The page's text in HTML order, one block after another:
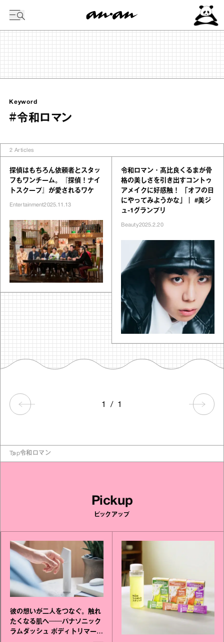
Keyword
#令和ロマン
2 Articles
探偵はもちろん依頼者とスタッ
フもワンチーム。『探偵！ナイ
トスクープ』が愛されるワケ
Entertainment2025.11.13
令和ロマン・髙比良くるまが骨
格の美しさを引き出すコントゥ
アメイクに好感触！ 「オフの日
にやってみようかな」｜ #美ジ
ュ-1グランプリ
Beauty2025.2.20
1 / 1
Top令和ロマン
Pickup
ピックアップ
彼の想いが二人をつなぐ。触れ
たくなる肌へ──パナソニック
ラムダッシュ ボディトリマーが